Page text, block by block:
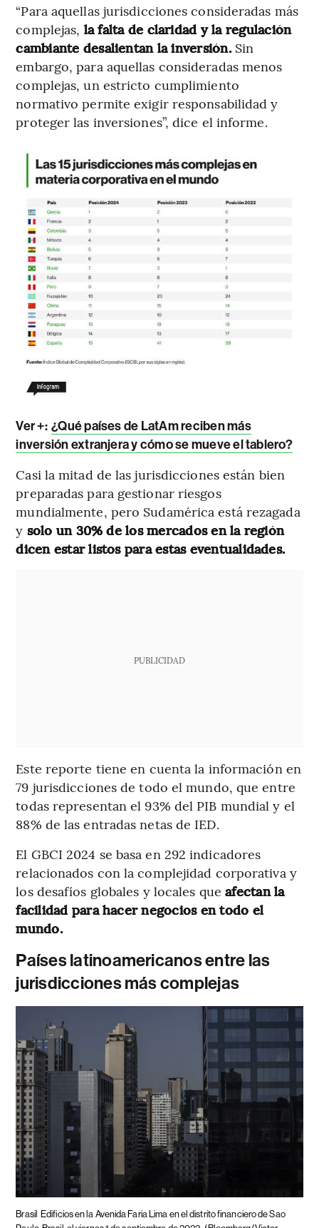
“Para aquellas jurisdicciones consideradas más
complejas, la falta de claridad y la regulación
cambiante desalientan la inversión.Sin
embargo, para aquellas consideradas menos
complejas, un estricto cumplimiento
normativo permite exigir responsabilidad y
proteger las inversiones”, dice el informe.
Ver +: ¿Qué países de LatAm reciben más
inversión extranjera y cómo se mueve el tablero?
Casi la mitad de las jurisdicciones están bien
preparadas para gestionar riesgos
mundialmente, pero Sudamérica está rezagada
y solo un 30% de los mercados en la región
dicen estar listos para estas eventualidades.
PUBLICIDAD
Este reporte tiene en cuenta la información en
79 jurisdicciones de todo el mundo, que entre
todas representan el 93% del PIB mundial y el
88% de las entradas netas de IED.
El GBCI 2024 se basa en 292 indicadores
relacionados con la complejidad corporativa y
los desafíos globales y locales que afectan la
facilidad para hacer negocios en todo el
mundo.
Países latinoamericanos entre las
jurisdicciones más complejas
Brasil Edificios en la Avenida Faria Lima en el distrito financiero de Sao